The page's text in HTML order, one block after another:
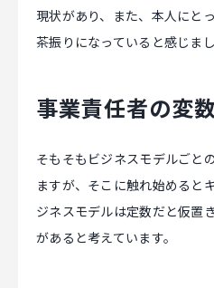
現状があり、また、本人にと
茶振りになっていると感じまし
事業責任者の変数
そもそもビジネスモデルごと
ますが、そこに触れ始めると
ジネスモデルは定数だと仮置
があると考えています。